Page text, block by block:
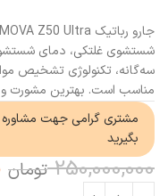
جارو رباتیک MOVA Z50 Ultra دارای
مناسب است. بهترین مشورت و
مشتری گرامی جهت
بگیرید
250,000,000 تومان